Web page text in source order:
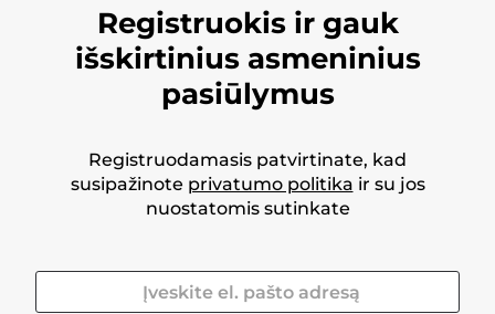
Registruokis ir gauk
išskirtinius asmeninius
pasiūlymus
Registruodamasis patvirtinate, kad
susipažinote privatumo politika ir su jos
nuostatomis sutinkate